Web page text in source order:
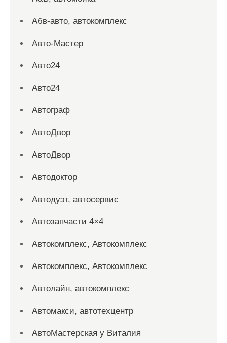
Абв-авто, автокомплекс
Авто-Мастер
Авто24
Авто24
Автограф
АвтоДвор
АвтоДвор
Автодоктор
Автодуэт, автосервис
Автозапчасти 4×4
Автокомплекс, Автокомплекс
Автокомплекс, Автокомплекс
Автолайн, автокомплекс
Автомакси, автотехцентр
АвтоМастерская у Виталия